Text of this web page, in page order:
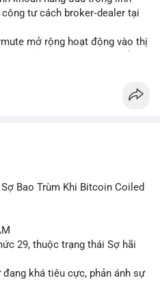
thận trọng, tránh hành động
giá trong 24-48 giờ tới. Nếu
năng cao là chuyển ví nội bộ, ít
lệnh khi có xác nhận xu
tư cách broker‑dealer tại
mở rộng hoạt động vào thị
toán cho các tài sản
vị thế của Wintermute trong
#wintermute #brokerdealer
Bao Trùm Khi Bitcoin Coiled
29, thuộc trạng thái Sợ hãi
đang khá tiêu cực, phản ánh sự